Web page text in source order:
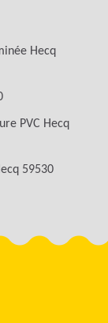
Hecq
PVC Hecq
59530